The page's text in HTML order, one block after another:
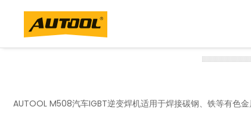
AUTOOL M508汽车IGBT逆变焊机适用于焊接碳钢、铁等有色